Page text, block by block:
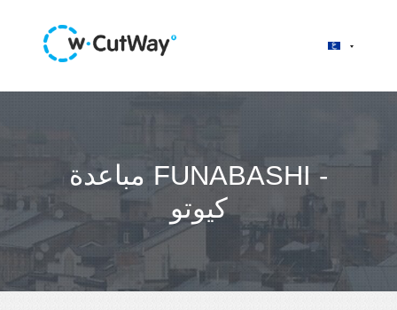
مباعدة FUNABASHI -
كيوتو